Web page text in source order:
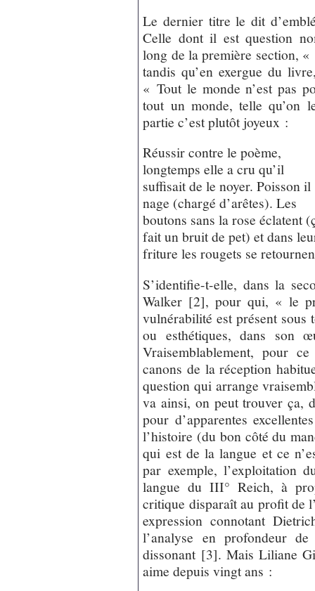
Le dernier titre le dit
Celle dont il est question
long de la première section,
tandis qu’en exergue du
« Tout le monde n’est pas
tout un monde, telle qu’on
partie c’est plutôt joyeux :
Réussir contre le poème,
longtemps elle a cru qu’il
suffisait de le noyer. Poisson il
nage (chargé d’arêtes). Les
boutons sans la rose éclatent
fait un bruit de pet) et dans
friture les rougets se
S’identifie-t-elle, dans la
Walker [2], pour qui, « le
vulnérabilité est présent sous
ou esthétiques, dans son
Vraisemblablement, pour
canons de la réception
question qui arrange
va ainsi, on peut trouver ça,
pour d’apparentes
l’histoire (du bon côté du
qui est de la langue et ce
par exemple, l’exploitation
langue du III° Reich, à
critique disparaît au profit de
expression connotant
l’analyse en profondeur
dissonant [3]. Mais Liliane
aime depuis vingt ans :